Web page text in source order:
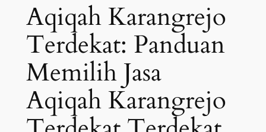
Aqiqah Karangrejo
Terdekat: Panduan
Memilih Jasa
Aqiqah Karangrejo